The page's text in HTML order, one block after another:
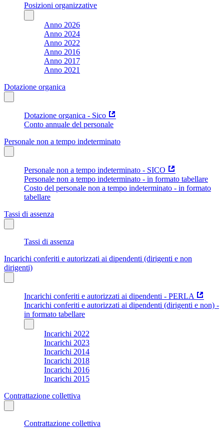
Posizioni organizzative
Anno 2026
Anno 2024
Anno 2022
Anno 2016
Anno 2017
Anno 2021
Dotazione organica
Dotazione organica - Sico
Conto annuale del personale
Personale non a tempo indeterminato
Personale non a tempo indeterminato - SICO
Personale non a tempo indeterminato - in formato tabellare
Costo del personale non a tempo indeterminato - in formato
tabellare
Tassi di assenza
Tassi di assenza
Incarichi conferiti e autorizzati ai dipendenti (dirigenti e non
dirigenti)
Incarichi conferiti e autorizzati ai dipendenti - PERLA
Incarichi conferiti e autorizzati ai dipendenti (dirigenti e non) -
in formato tabellare
Incarichi 2022
Incarichi 2023
Incarichi 2014
Incarichi 2018
Incarichi 2016
Incarichi 2015
Contrattazione collettiva
Contrattazione collettiva